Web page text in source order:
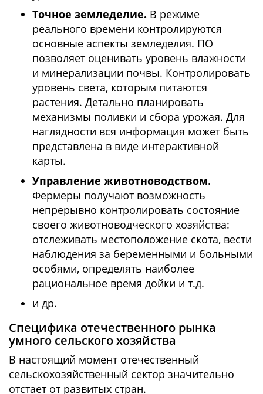
Точное земледелие. В режиме
реального времени контролируются
основные аспекты земледелия. ПО
позволяет оценивать уровень влажности
и минерализации почвы. Контролировать
уровень света, которым питаются
растения. Детально планировать
механизмы поливки и сбора урожая. Для
наглядности вся информация может быть
представлена в виде интерактивной
карты.
Управление животноводством.
Фермеры получают возможность
непрерывно контролировать состояние
своего животноводческого хозяйства:
отслеживать местоположение скота, вести
наблюдения за беременными и больными
особями, определять наиболее
рациональное время дойки и т.д.
и др.
Специфика отечественного рынка
умного сельского хозяйства
В настоящий момент отечественный
сельскохозяйственный сектор значительно
отстает от развитых стран.